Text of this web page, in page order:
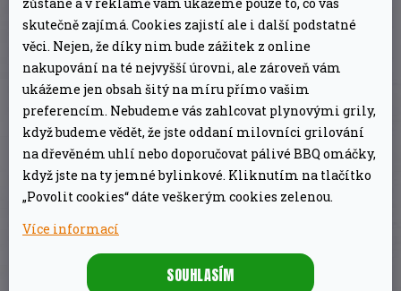
skutečně zajímá. Cookies zajistí ale i další podstatné
věci. Nejen, že díky nim bude zážitek z online
nakupování na té nejvyšší úrovni, ale zároveň vám
ukážeme jen obsah šitý na míru přímo vašim
preferencím. Nebudeme vás zahlcovat plynovými grily,
když budeme vědět, že jste oddaní milovníci grilování
na dřevěném uhlí nebo doporučovat pálivé BBQ omáčky,
když jste na ty jemné bylinkové. Kliknutím na tlačítko
„Povolit cookies“ dáte veškerým cookies zelenou.
Více informací
SOUHLASÍM
majonézu.Pažitkuakoriandrlehce pokrájíme,
rozmarýnnasekáme na jemno. Vše přidáme do
misky.Česnek oloupeme, prolisujeme a přidáme
ke zbylým surovinám. Na závěr přidáme pepř,
dle chuti osolíme, promícháme a dáme
vychladit do lednice.